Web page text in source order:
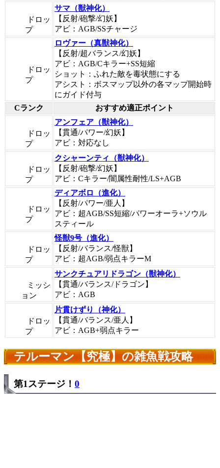
ドロッ
プ
サマ（獣神化）
【反射/砲撃/幻妖】
アビ：AGB/SSチャージ
ドロッ
プ
ロヴァー（真獣神化）
【反射/超バランス/幻妖】
アビ：AGB/Cキラー+SS短縮
ショット：ふれた敵を毒状態にする
アシスト：ボスマップ以外の各マップ開始時
にガイド付与
Cランク
おすすめ適正ポイント
ドロッ
プ
アンフェア（獣神化）
【貫通/パワー/幻妖】
アビ：対応なし
ドロッ
プ
クシャーンティ（獣神化）
【反射/砲撃/幻妖】
アビ：Cキラー/闇属性耐性/LS+AGB
ドロッ
プ
ディアボロ（進化）
【反射/パワー/亜人】
アビ：超AGB/SS短縮/パワーオーラ+ソウル
スティール
ドロッ
プ
怪獣9号（進化）
【反射/バランス/怪獣】
アビ：超AGB/弱点キラーM
ミッシ
ョン
サンクチュアリドラゴン（獣神化）
【貫通/バランス/ドラゴン】
アビ：AGB
ドロッ
プ
片貫けずり（神化）
【貫通/バランス/亜人】
アビ：AGB+弱点キラー
テルーマン【究極】の雑魚戦攻略
第1ステージ！ 0